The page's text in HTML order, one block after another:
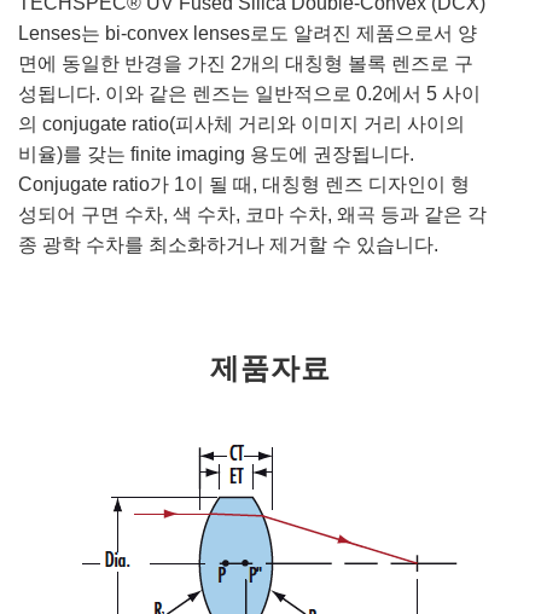
Lenses는 bi-convex lenses로도 알려진 제품으로서 양
면에 동일한 반경을 가진 2개의 대칭형 볼록 렌즈로 구
성됩니다. 이와 같은 렌즈는 일반적으로 0.2에서 5 사이
의 conjugate ratio(피사체 거리와 이미지 거리 사이의
비율)를 갖는 finite imaging 용도에 권장됩니다.
Conjugate ratio가 1이 될 때, 대칭형 렌즈 디자인이 형
성되어 구면 수차, 색 수차, 코마 수차, 왜곡 등과 같은 각
종 광학 수차를 최소화하거나 제거할 수 있습니다.
제품자료